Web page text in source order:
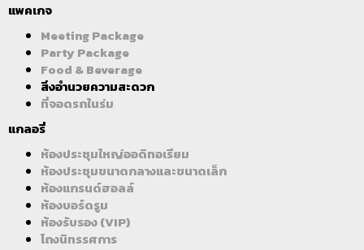
แพคเกจ
Meeting Package
Party Package
Food & Beverage
สิ่งอำนวยความสะดวก
ที่จอดรถในร่ม
แกลอรี่
ห้องประชุมใหญ่ออดิทอเรียม
ห้องประชุมขนาดกลางและขนาดเล็ก
ห้องแกรนด์ฮอลล์
ห้องบอร์ดรูม
ห้องรับรอง (VIP)
โถงนิทรรศการ